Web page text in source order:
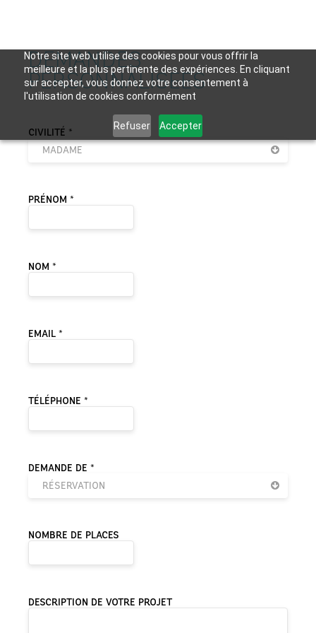
Notre site web utilise des cookies pour vous offrir la
meilleure et la plus pertinente des expériences. En cliquant
sur accepter, vous donnez votre consentement à
l'utilisation de cookies conformément
Refuser Accepter
DEMANDES
PERSONNALISÉES
VEUILLEZ LAISSER CE CHAMP VIDE.
CIVILITÉ *
MADAME
PRÉNOM *
NOM *
EMAIL *
TÉLÉPHONE *
DEMANDE DE *
RÉSERVATION
NOMBRE DE PLACES
DESCRIPTION DE VOTRE PROJET